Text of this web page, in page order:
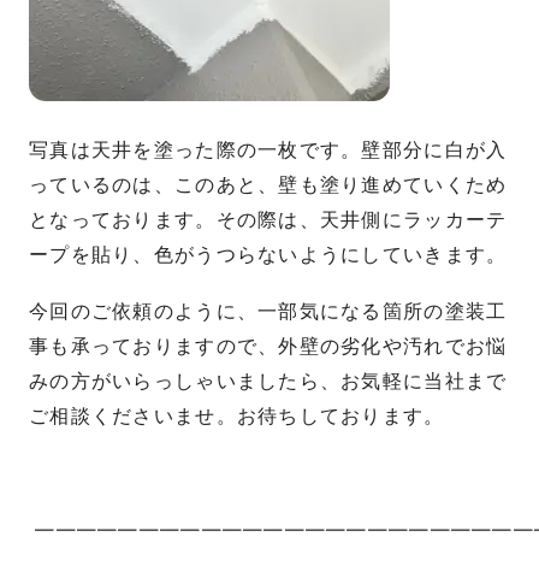
写真は天井を塗った際の一枚です。壁部分に白が入
っているのは、このあと、壁も塗り進めていくため
となっております。その際は、天井側にラッカーテ
ープを貼り、色がうつらないようにしていきます。
今回のご依頼のように、一部気になる箇所の塗装工
事も承っておりますので、外壁の劣化や汚れでお悩
みの方がいらっしゃいましたら、お気軽に当社まで
ご相談くださいませ。お待ちしております。